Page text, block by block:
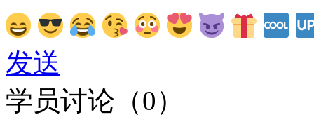
发送
学员讨论（0）